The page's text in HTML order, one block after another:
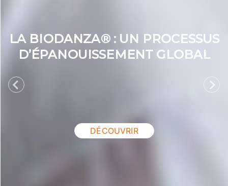
LA BIODANZA® : UN PROCESSUS
D’ÉPANOUISSEMENT GLOBAL
DÉCOUVRIR